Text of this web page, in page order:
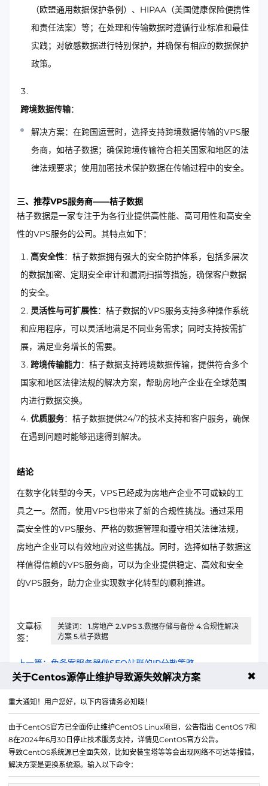
（欧盟通用数据保护条例）、HIPAA（美国健康保险便携性
和责任法案）等；在处理和传输数据时遵循行业标准和最佳
实践；对敏感数据进行特别保护，并确保有相应的数据保护
政策。
跨境数据传输：
解决方案：在跨国运营时，选择支持跨境数据传输的VPS服
务商，如桔子数据；确保跨境传输符合相关国家和地区的法
律法规要求；使用加密技术保护数据在传输过程中的安全。
三、推荐VPS服务商——桔子数据
桔子数据是一家专注于为各行业提供高性能、高可用性和高安全
性的VPS服务的公司。其特点如下：
高安全性：桔子数据拥有强大的安全防护体系，包括多层次
的数据加密、定期安全审计和漏洞扫描等措施，确保客户数据
的安全。
灵活性与可扩展性：桔子数据的VPS服务支持多种操作系统
和应用程序，可以灵活地满足不同业务需求；同时支持按需扩
展，满足业务增长的需要。
跨境传输能力：桔子数据支持跨境数据传输，提供符合多个
国家和地区法律法规的解决方案，帮助房地产企业在全球范围
内进行数据交换。
优质服务：桔子数据提供24/7的技术支持和客户服务，确保
在遇到问题时能够迅速得到解决。
结论
在数字化转型的今天，VPS已经成为房地产企业不可或缺的工
具之一。然而，使用VPS也带来了新的合规性挑战。通过采用
高安全性的VPS服务、严格的数据管理和遵守相关法律法规，
房地产企业可以有效地应对这些挑战。同时，选择如桔子数据这
样值得信赖的VPS服务商，可以为企业提供稳定、高效和安全
的VPS服务，助力企业实现数字化转型的顺利推进。
文章标
签：
关键词： 1.房地产 2.VPS 3.数据存储与备份 4.合规性解决
方案 5.桔子数据
上一篇：免备案服务器做SEO站群的IP分散策略
关于Centos源停止维护导致源失效解决方案 ✖
重大通知！用户您好，以下内容请务必知晓！
由于CentOS官方已全面停止维护CentOS Linux项目，公告指出 CentOS 7和
8在2024年6月30日停止技术服务支持，详情见CentOS官方公告。
导致CentOS系统源已全面失效，比如安装宝塔等等会出现网络不可达等报错，
解决方案是更换系统源。输入以下命令：